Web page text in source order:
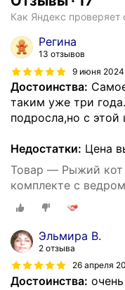
Как Яндекс проверяет
Регина
13 отзывов
9 июня 2024
Достоинства:
таким уже три
подросла,но с
Недостатки: Цена
Товар — Рыжий кот
комплекте с
Эльмира В.
2 отзыва
26 апреля
Достоинства: